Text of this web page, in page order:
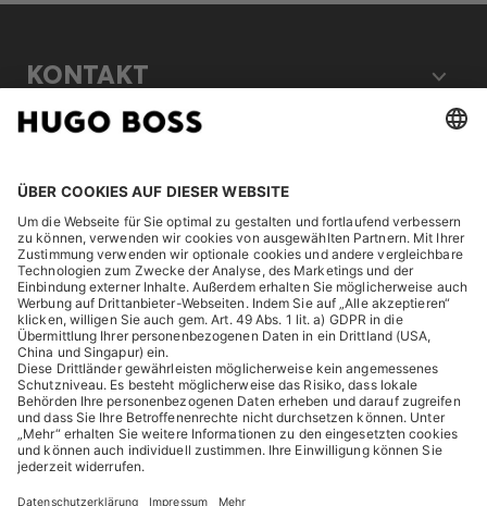
KONTAKT
ENTDECKEN
HUGO BOSS Corporate